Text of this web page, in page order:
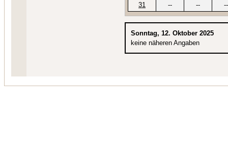
31
-- -- --
Sonntag, 12. Oktober 2025
keine näheren Angaben